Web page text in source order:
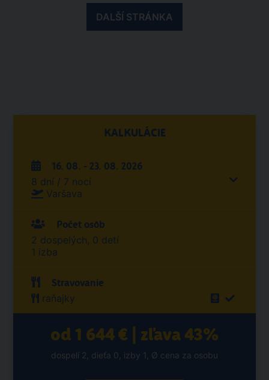
DALŠÍ STRÁNKA
KALKULÁCIE
16. 08. - 23. 08. 2026
8 dní / 7 nocí
Varšava
Počet osôb
2 dospelých, 0 detí
1 izba
Stravovanie
raňajky
od 1 644 € | zľava 43%
dospelí 2, dieťa 0, izby 1, Ø cena za osobu